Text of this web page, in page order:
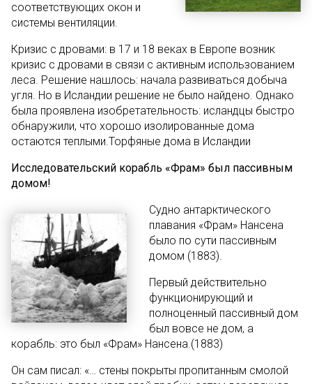
соответствующих окон и
системы вентиляции.
Кризис с дровами: в 17 и 18 веках в Европе возник
кризис с дровами в связи с активным использованием
леса. Решение нашлось: начала развиваться добыча
угля. Но в Исландии решение не было найдено. Однако
была проявлена изобретательность: исландцы быстро
обнаружили, что хорошо изолированные дома
остаются теплыми.Торфяные дома в Исландии
Исследовательский корабль «Фрам» был пассивным
домом!
Судно антарктического
плавания «Фрам» Нансена
было по сути пассивным
домом (1883).
Первый действительно
функционирующий и
полноценный пассивный дом
был вовсе не дом, а
корабль: это был «Фрам» Нансена.(1883)
Он сам писал: «… стены покрыты пропитанным смолой